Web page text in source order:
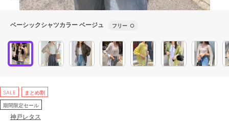
ベーシックシャツカラー ベージュ フリー ○
SALE まとめ割
期間限定セール
神戸レタス